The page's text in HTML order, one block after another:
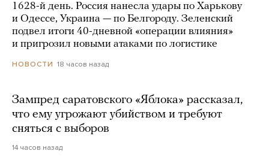
1628-й день. Россия нанесла удары по Харькову
и Одессе, Украина — по Белгороду. Зеленский
подвел итоги 40-дневной «операции влияния»
и пригрозил новыми атаками по логистике
НОВОСТИ 18 часов назад
Зампред саратовского «Яблока» рассказал,
что ему угрожают убийством и требуют
сняться с выборов
14 часов назад